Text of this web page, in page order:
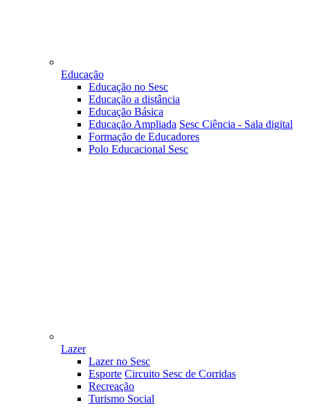
Educação
Educação no Sesc
Educação a distância
Educação Básica
Educação Ampliada Sesc Ciência - Sala digital
Formação de Educadores
Polo Educacional Sesc
Lazer
Lazer no Sesc
Esporte Circuito Sesc de Corridas
Recreação
Turismo Social